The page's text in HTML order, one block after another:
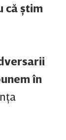
că ştim
în